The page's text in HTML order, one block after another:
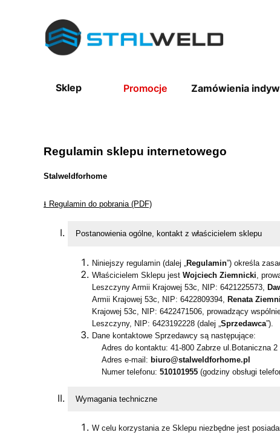
Sklep Promocje Zamówienia
Regulamin sklepu internetowego
Stalweldforhome
⭳ Regulamin do pobrania (PDF)
Postanowienia ogólne, kontakt z właścicielem sklepu
Niniejszy regulamin (dalej „ Regulamin”) określa
Właścicielem Sklepu jest Wojciech Ziemnicki ,
Leszczyny Armii Krajowej 53c, NIP: 6421225573,
Armii Krajowej 53c, NIP: 6422809394, Renata
Krajowej 53c, NIP: 6422471506, prowadzący
Leszczyny, NIP: 6423192228 (dalej „ Sprzedawca”).
Dane kontaktowe Sprzedawcy są następujące:
Adres do kontaktu: 41-800 Zabrze ul.Botaniczna 2
Adres e-mail: biuro@stalweldforhome.pl
Numer telefonu: 510101955 (godziny obsługi
Wymagania techniczne
W celu korzystania ze Sklepu niezbędne jest